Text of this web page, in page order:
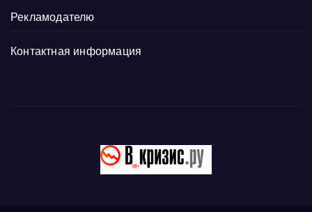
Рекламодателю
Контактная информация